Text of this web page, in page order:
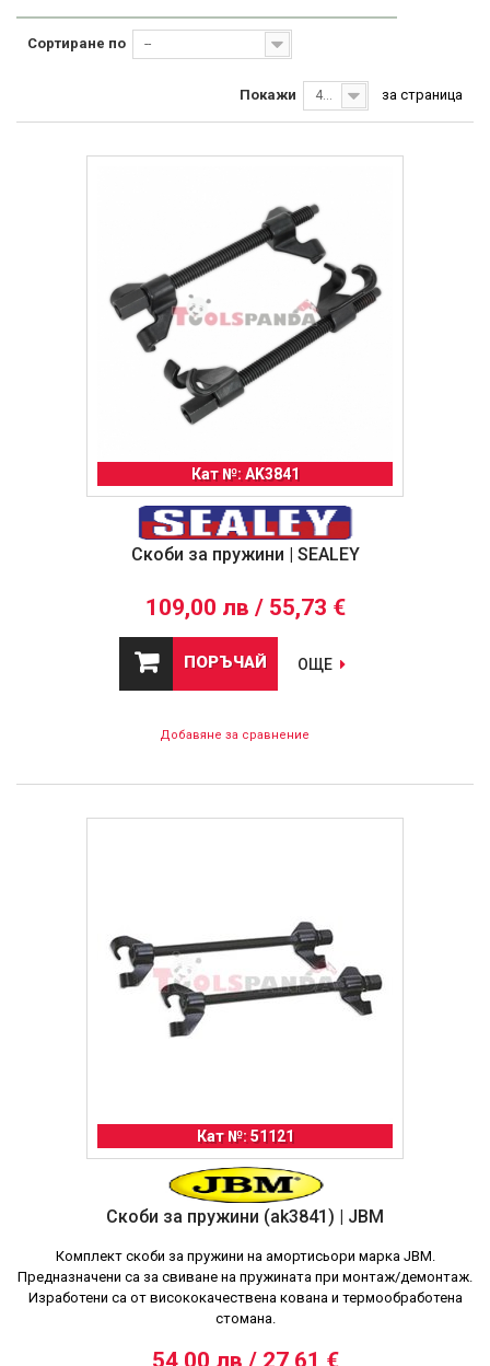
Сортиране по --
Покажи 40 за страница
Кат №: AK3841
Скоби за пружини | SEALEY
109,00 лв / 55,73 €
ПОРЪЧАЙ ОЩЕ
Добавяне за сравнение
Кат №: 51121
Скоби за пружини (ak3841) | JBM
Комплект скоби за пружини на амортисьори марка JBM.
Предназначени са за свиване на пружината при монтаж/демонтаж.
Изработени са от висококачествена кована и термообработена
стомана.
54,00 лв / 27,61 €